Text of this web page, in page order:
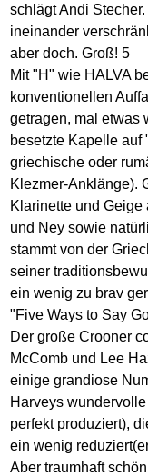
schlägt Andi
ineinander
aber doch. Groß! 5
Mit "H" wie HALVA
konventionellen
getragen, mal etwas
besetzte Kapelle auf
griechische oder
Klezmer-Anklänge).
Klarinette und
und Ney sowie
stammt von der
seiner
ein wenig zu brav
"Five Ways to Say
Der große Crooner
McComb und Lee
einige grandiose
Harveys
perfekt produziert),
ein wenig
Aber traumhaft